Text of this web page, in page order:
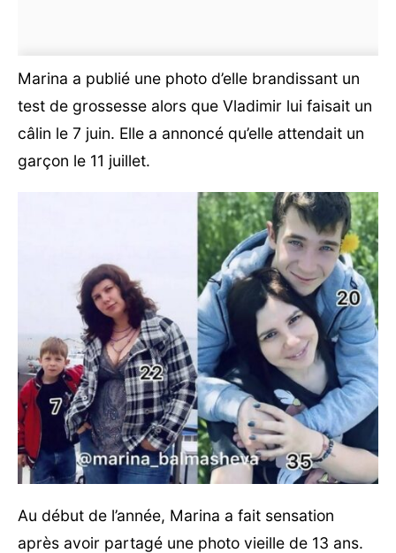
Marina a publié une photo d’elle brandissant un
test de grossesse alors que Vladimir lui faisait un
câlin le 7 juin. Elle a annoncé qu’elle attendait un
garçon le 11 juillet.
Au début de l’année, Marina a fait sensation
après avoir partagé une photo vieille de 13 ans.